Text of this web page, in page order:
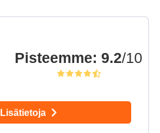
Pisteemme: 9.2/10
Lisätietoja